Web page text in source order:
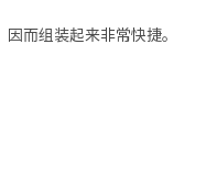
而组装起来非常快捷。